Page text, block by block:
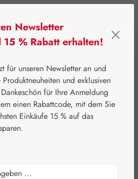
Pharma Topinambur
Plus
Newsletter
% Rabatt erhalten!
für unseren Newsletter an und
und exklusiven
für Ihre Anmeldung
einen Rabattcode, mit dem Sie
Einkäufe 15 % auf das